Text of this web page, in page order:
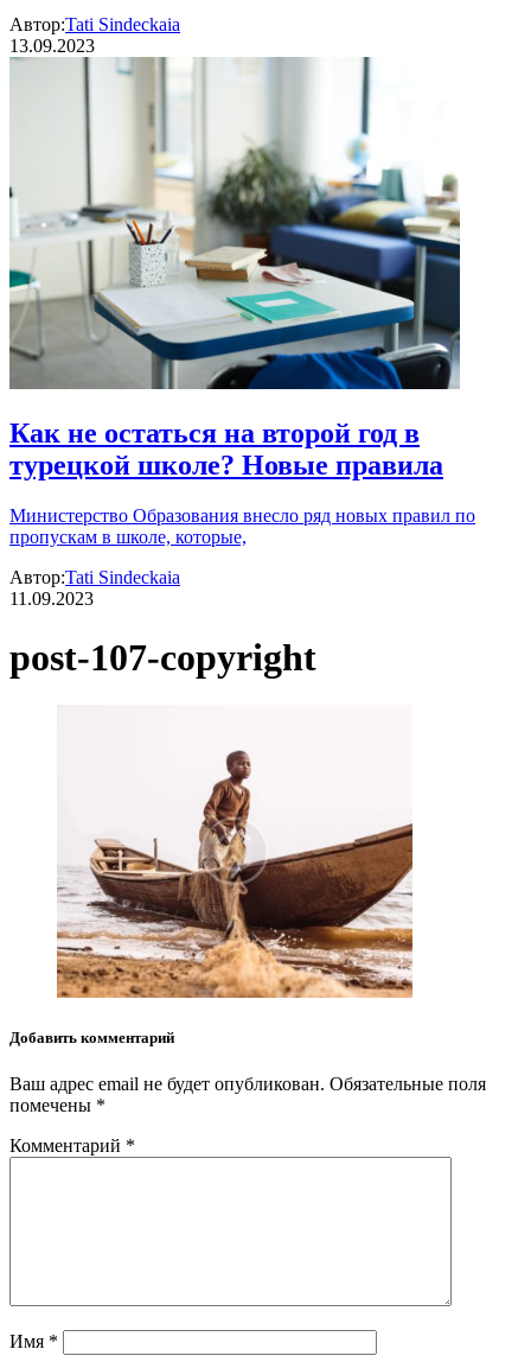
Автор:Tati Sindeckaia
13.09.2023
Как не остаться на второй год в
турецкой школе? Новые правила
Министерство Образования внесло ряд новых правил по
пропускам в школе, которые,
Автор:Tati Sindeckaia
11.09.2023
post-107-copyright
Добавить комментарий
Ваш адрес email не будет опубликован. Обязательные поля
помечены *
Комментарий *
Имя *